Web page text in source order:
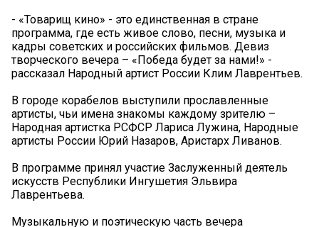
- «Товарищ кино» - это единственная в стране
программа, где есть живое слово, песни, музыка и
кадры советских и российских фильмов. Девиз
творческого вечера – «Победа будет за нами!» -
рассказал Народный артист России Клим Лаврентьев.
В городе корабелов выступили прославленные
артисты, чьи имена знакомы каждому зрителю –
Народная артистка РСФСР Лариса Лужина, Народные
артисты России Юрий Назаров, Аристарх Ливанов.
В программе принял участие Заслуженный деятель
искусств Республики Ингушетия Эльвира
Лаврентьева.
Музыкальную и поэтическую часть вечера